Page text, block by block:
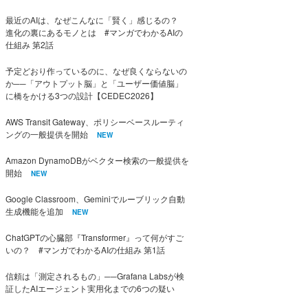
最近のAIは、なぜこんなに「賢く」感じるの？
進化の裏にあるモノとは #マンガでわかるAIの
仕組み 第2話
予定どおり作っているのに、なぜ良くならないの
か──「アウトプット脳」と「ユーザー価値脳」
に橋をかける3つの設計【CEDEC2026】
AWS Transit Gateway、ポリシーベースルーティ
ングの一般提供を開始
NEW
Amazon DynamoDBがベクター検索の一般提供を
開始
NEW
Google Classroom、Geminiでルーブリック自動
生成機能を追加
NEW
ChatGPTの心臓部『Transformer』って何がすご
いの？ #マンガでわかるAIの仕組み 第1話
信頼は「測定されるもの」──Grafana Labsが検
証したAIエージェント実用化までの6つの疑い